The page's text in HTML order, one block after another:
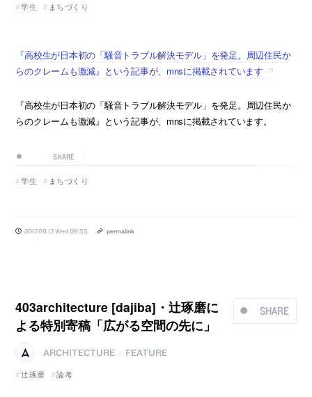
学生
まちづくり
『高校生が日本初の「騒音トラブル解決モデル」を発足。周辺住民か
らのクレームも激減』という記事が、mnsに掲載されています
『高校生が日本初の「騒音トラブル解決モデル」を発足。周辺住民か
らのクレームも激減』という記事が、mnsに掲載されています。
SHARE
学生 まちづくり
2017.09.13 Wed 09:55 permalink
SHARE
403architecture [dajiba]・辻琢磨に
よる特別寄稿「広がる空間の先に」
ARCHITECTURE
FEATURE
辻琢磨
論考